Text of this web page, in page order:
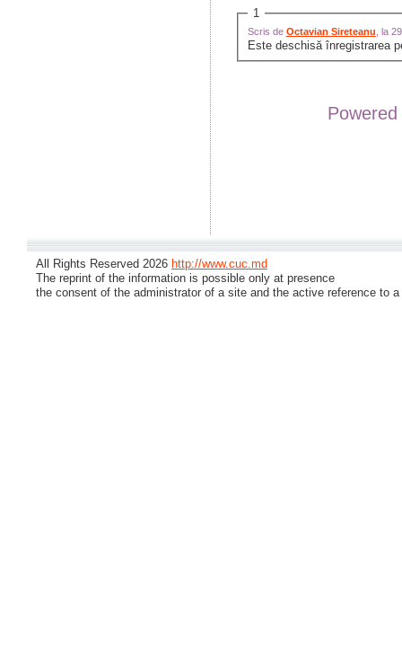
1
Scris de Octavian Sireteanu , la
Este deschisă înregistrarea
All Rights Reserved 2026 http://www.cuc.md
The reprint of the information is possible only at presence
the consent of the administrator of a site and the active reference to